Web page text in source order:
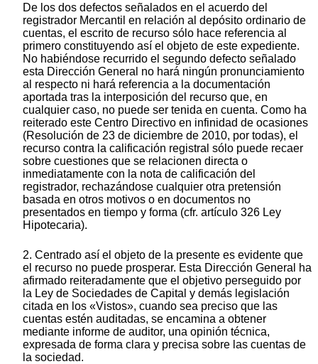
De los dos defectos señalados en el acuerdo del
registrador Mercantil en relación al depósito ordinario de
cuentas, el escrito de recurso sólo hace referencia al
primero constituyendo así el objeto de este expediente.
No habiéndose recurrido el segundo defecto señalado
esta Dirección General no hará ningún pronunciamiento
al respecto ni hará referencia a la documentación
aportada tras la interposición del recurso que, en
cualquier caso, no puede ser tenida en cuenta. Como ha
reiterado este Centro Directivo en infinidad de ocasiones
(Resolución de 23 de diciembre de 2010, por todas), el
recurso contra la calificación registral sólo puede recaer
sobre cuestiones que se relacionen directa o
inmediatamente con la nota de calificación del
registrador, rechazándose cualquier otra pretensión
basada en otros motivos o en documentos no
presentados en tiempo y forma (cfr. artículo 326 Ley
Hipotecaria).
2. Centrado así el objeto de la presente es evidente que
el recurso no puede prosperar. Esta Dirección General ha
afirmado reiteradamente que el objetivo perseguido por
la Ley de Sociedades de Capital y demás legislación
citada en los «Vistos», cuando sea preciso que las
cuentas estén auditadas, se encamina a obtener
mediante informe de auditor, una opinión técnica,
expresada de forma clara y precisa sobre las cuentas de
la sociedad.